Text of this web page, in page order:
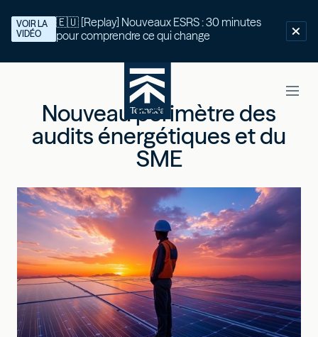
🇪🇺 [Replay] Nouveaux ESRS : 30 minutes
pour comprendre ce qui change
VOIR LA
VIDÉO
Nouveau périmètre des
audits énergétiques et du
SME